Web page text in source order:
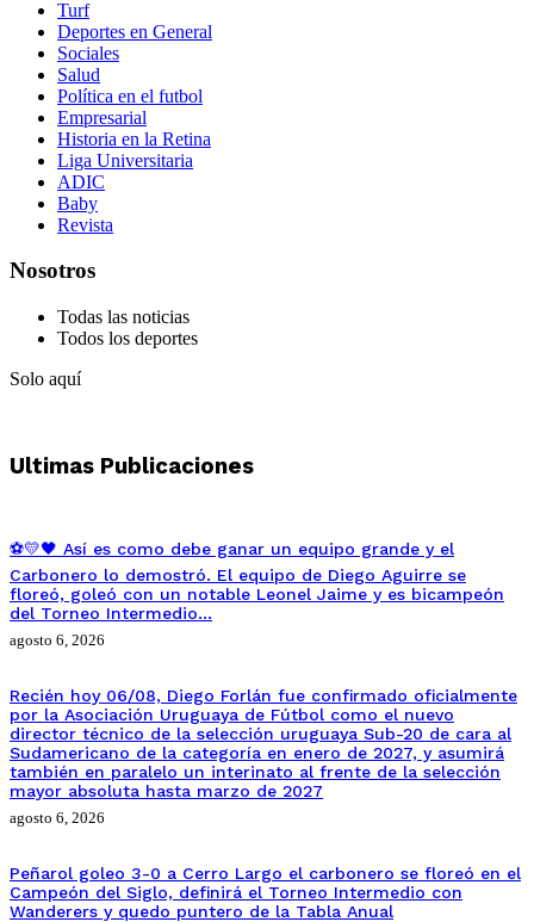
Turf
Deportes en General
Sociales
Salud
Política en el futbol
Empresarial
Historia en la Retina
Liga Universitaria
ADIC
Baby
Revista
Nosotros
Todas las noticias
Todos los deportes
Solo aquí
Ultimas Publicaciones
⚽💛🖤 Así es como debe ganar un equipo grande y el
Carbonero lo demostró. El equipo de Diego Aguirre se
floreó, goleó con un notable Leonel Jaime y es bicampeón
del Torneo Intermedio…
agosto 6, 2026
Recién hoy 06/08, Diego Forlán fue confirmado oficialmente
por la Asociación Uruguaya de Fútbol como el nuevo
director técnico de la selección uruguaya Sub-20 de cara al
Sudamericano de la categoría en enero de 2027, y asumirá
también en paralelo un interinato al frente de la selección
mayor absoluta hasta marzo de 2027
agosto 6, 2026
Peñarol goleo 3-0 a Cerro Largo el carbonero se floreó en el
Campeón del Siglo, definirá el Torneo Intermedio con
Wanderers y quedo puntero de la Tabla Anual